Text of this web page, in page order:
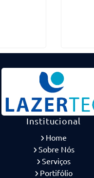
Institucional
Home
Sobre Nós
Serviços
Portifólio